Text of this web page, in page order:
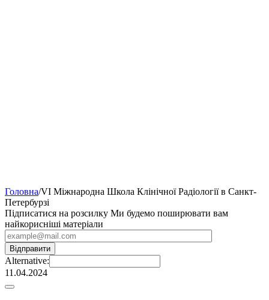
Головна/VI Міжнародна Школа Клінічної Радіології в Санкт-
Петербурзі
Підписатися на розсилку Ми будемо поширювати вам
найкорисніші матеріали
Alternative:
11.04.2024